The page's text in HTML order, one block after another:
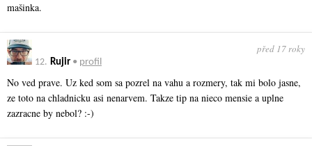
mašinka.
12. Rujir • profil
před 17 roky
No ved prave. Uz ked som sa pozrel na vahu a rozmery, tak mi bolo jasne,
ze toto na chladnicku asi nenarvem. Takze tip na nieco mensie a uplne
zazracne by nebol? :-)